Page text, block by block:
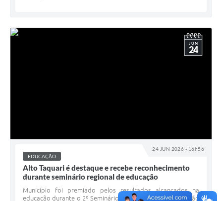
24 JUN 2026 - 16h56
JUN
24
EDUCAÇÃO
Alto Taquari é destaque e recebe reconhecimento
durante seminário regional de educação
Município foi premiado pelos resultados alcançados na
educação durante o 2º Seminário do Regime de Colaboração